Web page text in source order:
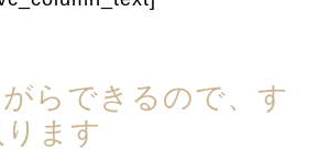
らできるので、す
ます